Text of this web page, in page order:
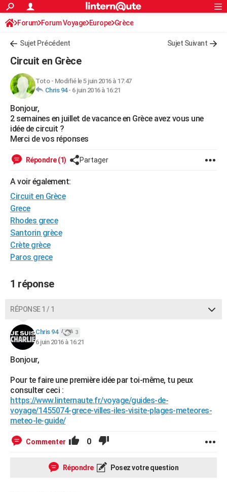
ACTUALITÉS
Politique
Société
Faits Divers
Education
Monde
Villes
+
FINANCE
Retraite
Impôts
Epargne
Immobilier
Risques naturels par ville
Banque
Assurance
Crédit
AUTO
Essais
Réserver un essai
Citadines
Berlines
SUV
Forum auto
+HIGH-TECH
Mobiles
Meilleur smartphone
Internet
Ordinateurs
Jeux vidéo
Guide high-tech
+BRICOLAGE
Forum
Aménagement intérieur
Extérieur
Cuisine
Salle de bains
Jardinage
Rangement
WEEK-END
LIFESTYLE
Art de vivre
Bien-être
Loisirs
Mode
Modes de vie
SANTE
Alimentation
Guide de la santé
Maladies
Médicaments
Sommeil
VOYAGE
Destinations
City break
Voyage nature
Voyage de noces
Forum
Climat
+PHOTO
GUIDES D'ACHAT
BONS PLANS
Dictionnaire
Biographies
Citations
Expressions
Proverbes
PROGRAMME TV
COPAINS D'AVANT
S'inscrire
Se connecter
Lycées
Collèges
Primaires
Universités
Entreprises
Service militaire
Avis de recherche
AVIS DE DÉCÈS
FORUM
Bricolage
Lifestyle
Culture
Sport
Auto
Television
Voyage
Cinema
S'inscrire
Connexion
Forum Forum Voyage Europe Grèce
Sujet Précédent Sujet Suivant
Circuit en Grèce
Toto- Modifié le 5 juin 2016 à 17:47
Chris 94- 6 juin 2016 à 16:21
Bonjour,
2 semaines en juillet de vacance en Grèce avez vous une
idée de circuit ?
Merci de vos réponses
Répondre (1) Partager
A voir également:
Circuit en Grèce
Grece
Rhodes grece
Santorin grèce
Crète grèce
Paros grece
1 réponse
RÉPONSE 1 / 1
Chris 94 3
6 juin 2016 à 16:21
Bonjour,
Pour te faire une première idée par toi-même, tu peux
consulter ceci :
https://www.linternaute.fr/voyage/guides-de-
voyage/1455074-grece-villes-iles-visite-plages-meteores-
meteo-le-guide/
Commenter 0
Répondre Posez votre question